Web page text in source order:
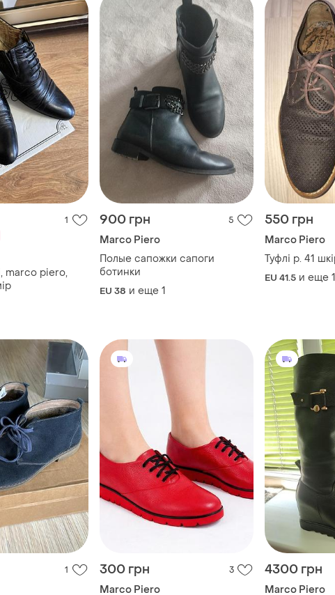
1
marco piero,
900 грн 5
Marco Piero
Полые сапожки сапоги
ботинки
EU 38 и еще 1
550 грн
Marco Piero
Туфлі р. 41
EU 41.5 и еще 1
1 300 грн 3
Marco Piero
4300 грн
Marco Piero